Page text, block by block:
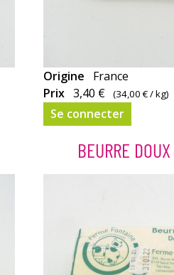
Origine
France
Prix 3,40 € (34,00 €/ kg)
Se connecter
BEURRE